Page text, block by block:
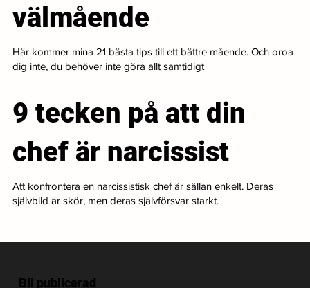
välmående
Här kommer mina 21 bästa tips till ett bättre mående. Och oroa
dig inte, du behöver inte göra allt samtidigt
9 tecken på att din
chef är narcissist
Att konfrontera en narcissistisk chef är sällan enkelt. Deras
självbild är skör, men deras självförsvar starkt.
Bli publicerad